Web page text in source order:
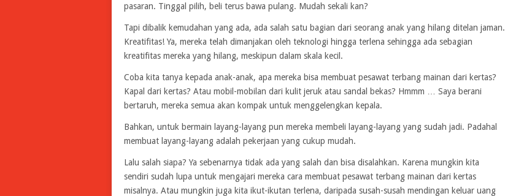
pasaran. Tinggal pilih, beli terus bawa pulang. Mudah sekali kan?
Tapi dibalik kemudahan yang ada, ada salah satu bagian dari seorang anak yang hilang ditelan jaman.
Kreatifitas! Ya, mereka telah dimanjakan oleh teknologi hingga terlena sehingga ada sebagian
kreatifitas mereka yang hilang, meskipun dalam skala kecil.
Coba kita tanya kepada anak-anak, apa mereka bisa membuat pesawat terbang mainan dari kertas?
Kapal dari kertas? Atau mobil-mobilan dari kulit jeruk atau sandal bekas? Hmmm … Saya berani
bertaruh, mereka semua akan kompak untuk menggelengkan kepala.
Bahkan, untuk bermain layang-layang pun mereka membeli layang-layang yang sudah jadi. Padahal
membuat layang-layang adalah pekerjaan yang cukup mudah.
Lalu salah siapa? Ya sebenarnya tidak ada yang salah dan bisa disalahkan. Karena mungkin kita
sendiri sudah lupa untuk mengajari mereka cara membuat pesawat terbang mainan dari kertas
misalnya. Atau mungkin juga kita ikut-ikutan terlena, daripada susah-susah mendingan keluar uang